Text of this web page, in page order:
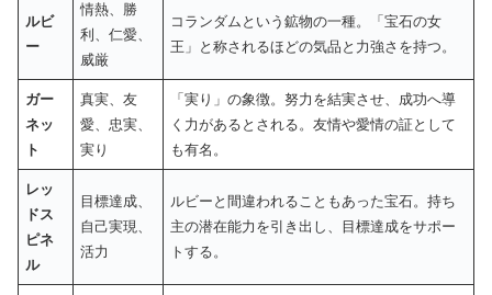
ルビ
ー
情熱、勝
利、仁愛、
威厳
コランダムという鉱物の一種。「宝石の女
王」と称されるほどの気品と力強さを持つ。
ガー
ネッ
ト
真実、友
愛、忠実、
実り
「実り」の象徴。努力を結実させ、成功へ導
く力があるとされる。友情や愛情の証として
も有名。
レッ
ドス
ピネ
ル
目標達成、
自己実現、
活力
ルビーと間違われることもあった宝石。持ち
主の潜在能力を引き出し、目標達成をサポー
トする。